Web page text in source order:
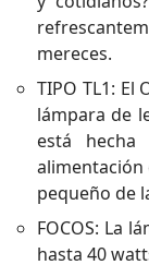
mereces.
TIPO TL1: El
lámpara de
está
alimentación
pequeño de
FOCOS: La
hasta 40